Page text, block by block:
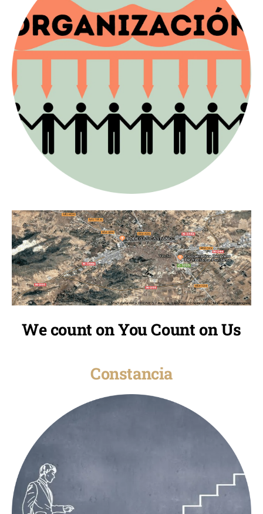
We count on You Count on Us
Constancia